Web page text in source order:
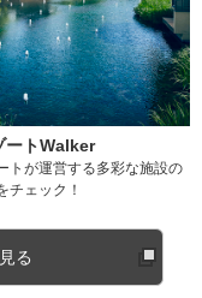
ートWalker
トが運営する多彩な施設の
チェック！
る